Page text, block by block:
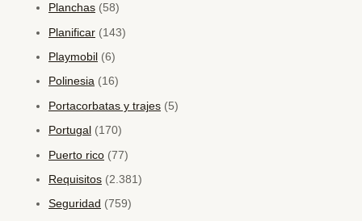
Planchas (58)
Planificar (143)
Playmobil (6)
Polinesia (16)
Portacorbatas y trajes (5)
Portugal (170)
Puerto rico (77)
Requisitos (2.381)
Seguridad (759)